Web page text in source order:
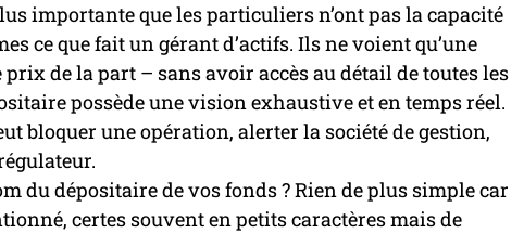
importante que les particuliers n’ont pas la capacité
ce que fait un gérant d’actifs. Ils ne voient qu’une
de la part – sans avoir accès au détail de toutes les
possède une vision exhaustive et en temps réel.
bloquer une opération, alerter la société de gestion,
du dépositaire de vos fonds ? Rien de plus simple car
certes souvent en petits caractères mais de